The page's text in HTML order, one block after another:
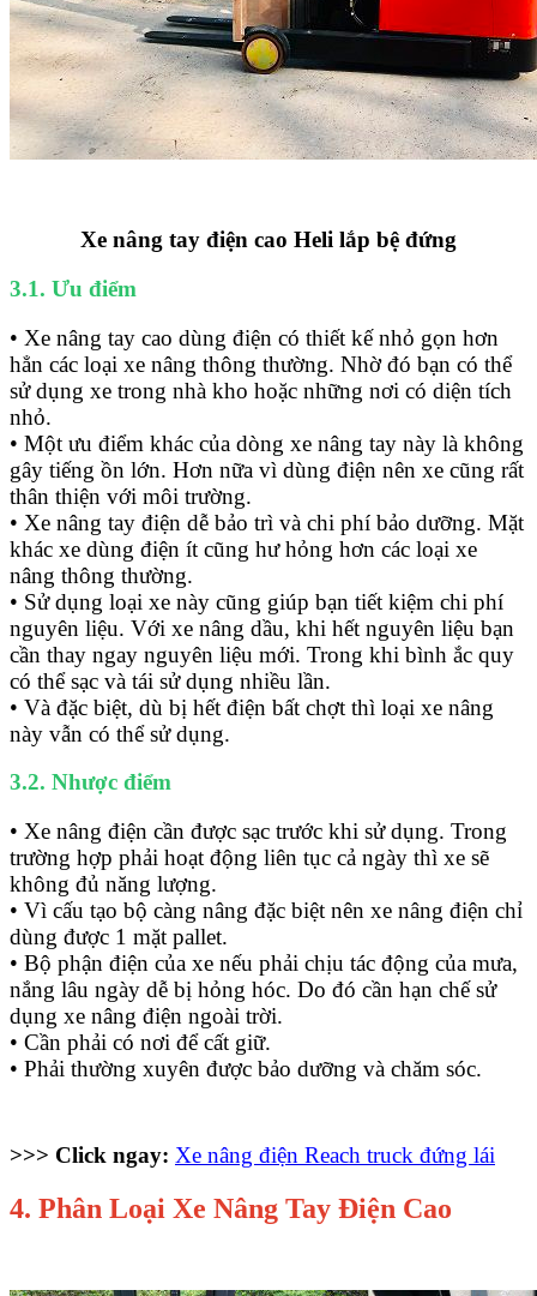
Xe nâng tay điện cao Heli lắp bệ đứng
3.1. Ưu điểm
• Xe nâng tay cao dùng điện có thiết kế nhỏ gọn hơn
hẳn các loại xe nâng thông thường. Nhờ đó bạn có thể
sử dụng xe trong nhà kho hoặc những nơi có diện tích
nhỏ.
• Một ưu điểm khác của dòng xe nâng tay này là không
gây tiếng ồn lớn. Hơn nữa vì dùng điện nên xe cũng rất
thân thiện với môi trường.
• Xe nâng tay điện dễ bảo trì và chi phí bảo dưỡng. Mặt
khác xe dùng điện ít cũng hư hỏng hơn các loại xe
nâng thông thường.
• Sử dụng loại xe này cũng giúp bạn tiết kiệm chi phí
nguyên liệu. Với xe nâng dầu, khi hết nguyên liệu bạn
cần thay ngay nguyên liệu mới. Trong khi bình ắc quy
có thể sạc và tái sử dụng nhiều lần.
• Và đặc biệt, dù bị hết điện bất chợt thì loại xe nâng
này vẫn có thể sử dụng.
3.2. Nhược điểm
• Xe nâng điện cần được sạc trước khi sử dụng. Trong
trường hợp phải hoạt động liên tục cả ngày thì xe sẽ
không đủ năng lượng.
• Vì cấu tạo bộ càng nâng đặc biệt nên xe nâng điện chỉ
dùng được 1 mặt pallet.
• Bộ phận điện của xe nếu phải chịu tác động của mưa,
nắng lâu ngày dễ bị hỏng hóc. Do đó cần hạn chế sử
dụng xe nâng điện ngoài trời.
• Cần phải có nơi để cất giữ.
• Phải thường xuyên được bảo dưỡng và chăm sóc.
>>> Click ngay: Xe nâng điện Reach truck đứng lái
4. Phân Loại Xe Nâng Tay Điện Cao